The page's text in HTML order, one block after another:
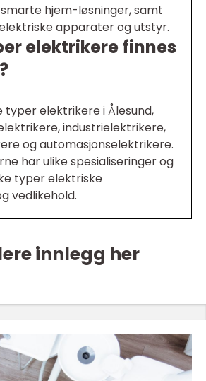
hjem-løsninger, samt
apparater og utstyr.
elektrikere finnes
typer elektrikere i Ålesund,
industrielektrikere,
og automasjonselektrikere.
har ulike spesialiseringer og
typer elektriske
vedlikehold.
innlegg her